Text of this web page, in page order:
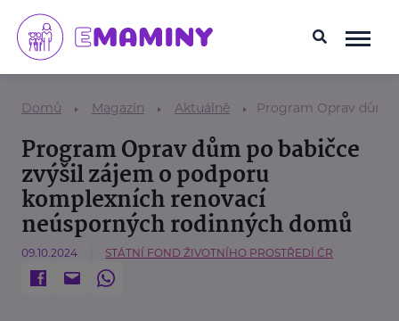
Domů Magazín Aktuálně Program Oprav dům
Program Oprav dům po babičce
zvýšil zájem o podporu
komplexních renovací
neúsporných rodinných domů
09.10.2024 STÁTNÍ FOND ŽIVOTNÍHO PROSTŘEDÍ ČR